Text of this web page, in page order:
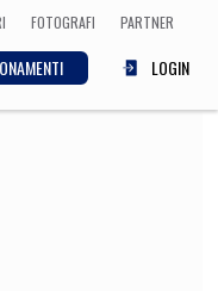
FOTOGRAFI PARTNER
LOGIN
Cifrematica,